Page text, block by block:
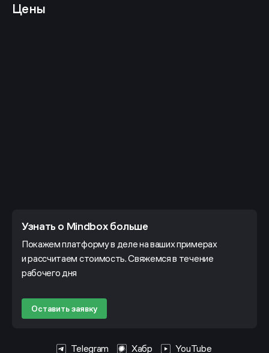
Цены
Узнать о Mindbox больше
Покажем платформу в деле на ваших примерах
и рассчитаем стоимость. Свяжемся в течение
рабочего дня
Оставить заявку
Telegram Хабр YouTube